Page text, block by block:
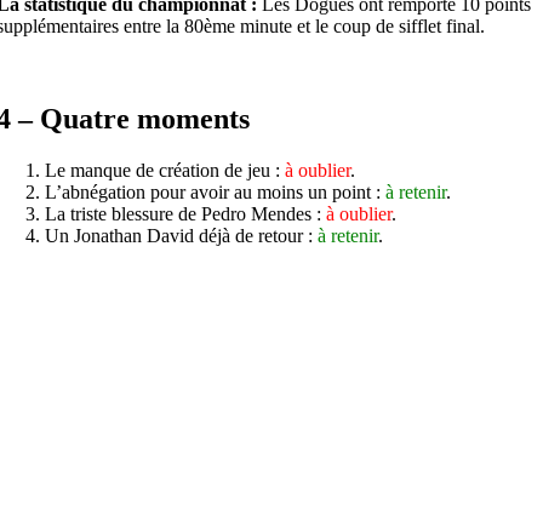
statistique du championnat :Les Dogues ont remporté 10 points
entre la 80ème minute et le coup de sifflet final.
– Quatre moments
Le manque de création de jeu :à oublier.
L’abnégation pour avoir au moins un point :à retenir.
La triste blessure de Pedro Mendes :à oublier.
Un Jonathan David déjà de retour :à retenir.